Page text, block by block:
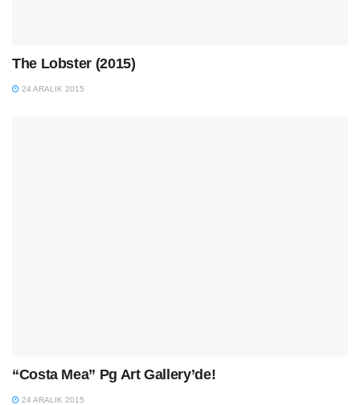
The Lobster (2015)
24 ARALIK 2015
“Costa Mea” Pg Art Gallery’de!
24 ARALIK 2015